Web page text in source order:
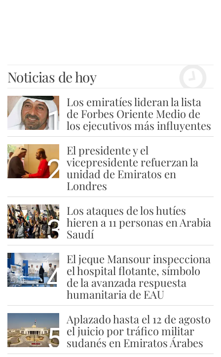
Noticias de hoy
1
Los emiratíes lideran la lista
de Forbes Oriente Medio de
los ejecutivos más influyentes
2
El presidente y el
vicepresidente refuerzan la
unidad de Emiratos en
Londres
3
Los ataques de los hutíes
hieren a 11 personas en Arabia
Saudí
4
El jeque Mansour inspecciona
el hospital flotante, símbolo
de la avanzada respuesta
humanitaria de EAU
5
Aplazado hasta el 12 de agosto
el juicio por tráfico militar
sudanés en Emiratos Árabes